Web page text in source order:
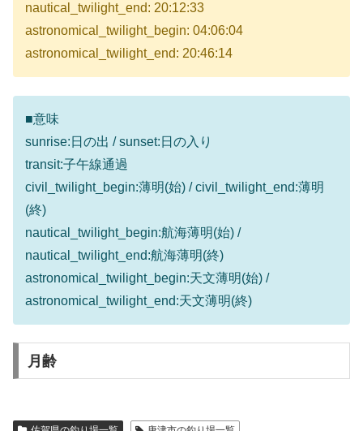
nautical_twilight_end: 20:12:33
astronomical_twilight_begin: 04:06:04
astronomical_twilight_end: 20:46:14
■意味
sunrise:日の出 / sunset:日の入り
transit:子午線通過
civil_twilight_begin:薄明(始) / civil_twilight_end:薄明
(終)
nautical_twilight_begin:航海薄明(始) /
nautical_twilight_end:航海薄明(終)
astronomical_twilight_begin:天文薄明(始) /
astronomical_twilight_end:天文薄明(終)
月齢